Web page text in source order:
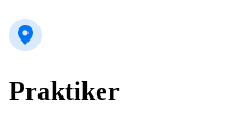
Praktiker